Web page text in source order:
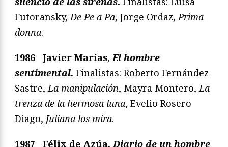
Futoransky, De Pe a Pa, Jorge Ordaz, Prima
donna.
1986 Javier Marías, El hombre
sentimental. Finalistas: Roberto Fernández
Sastre, La manipulación, Mayra Montero, La
trenza de la hermosa luna, Evelio Rosero
Diago, Juliana los mira.
1987 Félix de Azúa, Diario de un hombre